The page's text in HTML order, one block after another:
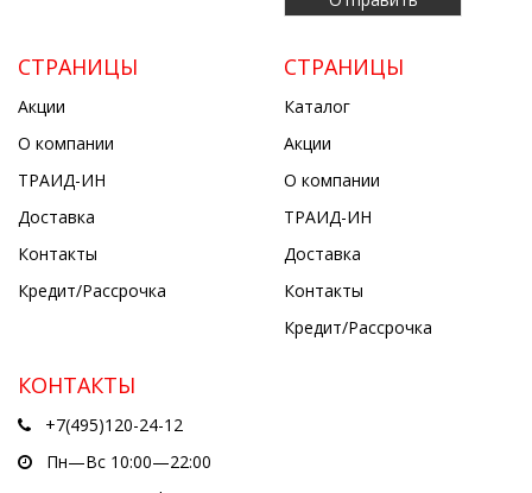
СТРАНИЦЫ
Акции
О компании
ТРАИД-ИН
Доставка
Контакты
Кредит/Рассрочка
СТРАНИЦЫ
Каталог
Акции
О компании
ТРАИД-ИН
Доставка
Контакты
Кредит/Рассрочка
КОНТАКТЫ
+7(495)120-24-12
Пн—Вс 10:00—22:00